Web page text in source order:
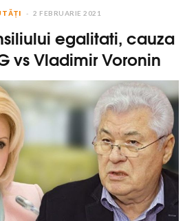
2 FEBRUARIE 2021
egalitati, cauza
vs Vladimir Voronin